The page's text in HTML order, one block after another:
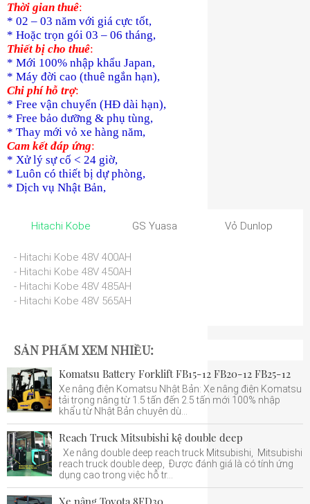
Thời gian thuê:
* 02 – 03 năm với giá cực tốt,
* Hoặc trọn gói 03 – 06 tháng,
Thiết bị cho thuê:
* Mới 100% nhập khẩu Japan,
* Máy đời cao (thuê ngắn hạn),
Chi phí hỗ trợ:
* Free vận chuyển (HĐ dài hạn),
* Free bảo dưỡng & phụ tùng,
* Thay mới vỏ xe hàng năm,
Cam kết đáp ứng:
* Xử lý sự cố < 24 giờ,
* Luôn có thiết bị dự phòng,
* Dịch vụ Nhật Bản,
Hitachi Kobe GS Yuasa Vỏ Dunlop
- Hitachi Kobe 48V 400AH
- Hitachi Kobe 48V 450AH
- Hitachi Kobe 48V 485AH
- Hitachi Kobe 48V 565AH
SẢN PHẨM XEM NHIỀU:
Komatsu Battery Forklift FB15-12 FB20-12 FB25-12
Xe nâng điện Komatsu Nhật Bản: Xe nâng điện Komatsu
tải trọng nâng từ 1.5 tấn đến 2.5 tấn mới 100% nhập
khẩu từ Nhật Bản chuyên dù...
Reach Truck Mitsubishi kệ double deep
Xe nâng double deep reach truck Mitsubishi, Mitsubishi
reach truck double deep, Được đánh giá là có tính ứng
dụng cao trong việc hỗ tr...
Xe nâng Toyota 8FD30